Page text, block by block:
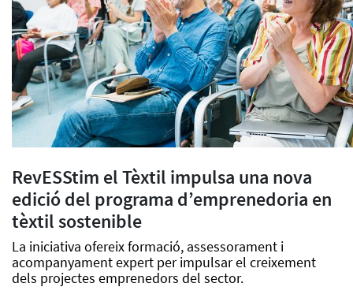
RevESStim el Tèxtil impulsa una nova
edició del programa d’emprenedoria en
tèxtil sostenible
La iniciativa ofereix formació, assessorament i
acompanyament expert per impulsar el creixement
dels projectes emprenedors del sector.